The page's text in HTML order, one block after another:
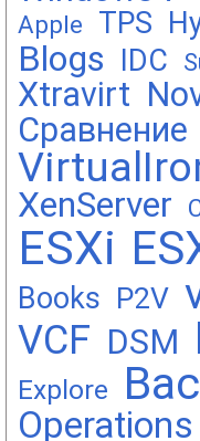
Apple TPS
Blogs IDC
Xtravirt
Сравнение
XenServer
ESXi
Books P2V
VCF DSM
Explore
Operations